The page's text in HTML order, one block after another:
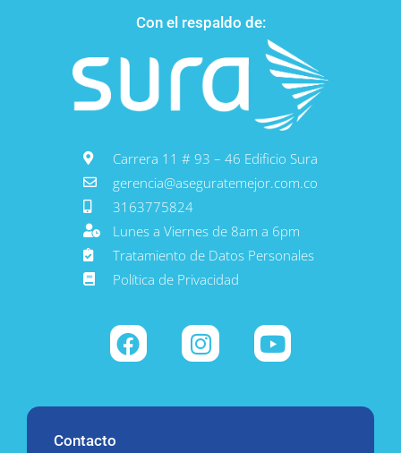
Con el respaldo de:
Carrera 11 # 93 – 46 Edificio Sura
gerencia@aseguratemejor.com.co
3163775824
Lunes a Viernes de 8am a 6pm
Tratamiento de Datos Personales
Política de Privacidad
Contacto